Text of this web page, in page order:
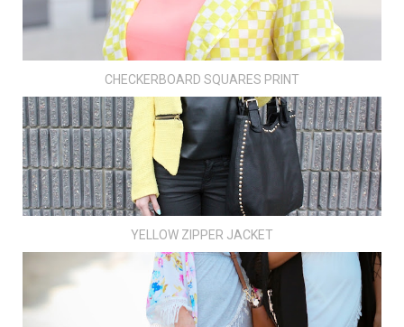
CHECKERBOARD SQUARES PRINT
YELLOW ZIPPER JACKET